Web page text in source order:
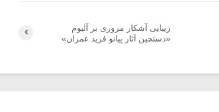
زیبایی آشکار مروری بر آلبوم
«دستچین آثار پیانو فرید عمران»